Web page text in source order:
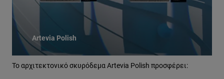
Artevia Polish
Το αρχιτεκτονικό σκυρόδεμα Artevia Polish προσφέρει: